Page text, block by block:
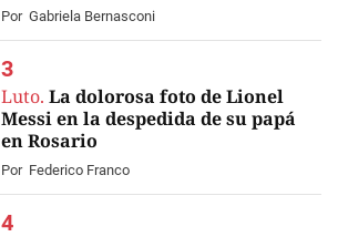
Por Gabriela Bernasconi
Luto. La dolorosa foto de Lionel
Messi en la despedida de su papá
en Rosario
Por Federico Franco